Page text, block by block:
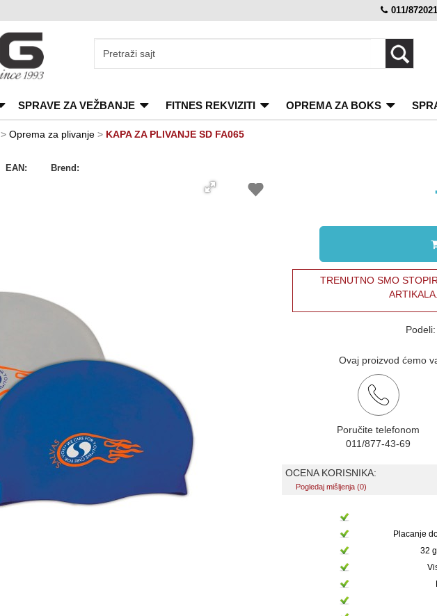
011/
SPRAVE ZA VEŽBANJE FITNES REKVIZITI OPREMA ZA BOKS
> Oprema za plivanje > KAPA ZA PLIVANJE SD FA065
EAN: Brend:
TRENUTNO SMO
Podeli:
Ovaj proizvod ćemo
Poručite telefonom
011/877-43-69
OCENA KORISNIKA:
Pogledaj mišljenja (0)
Placanje
32